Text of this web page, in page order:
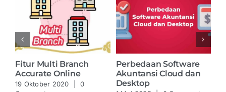
Fitur Multi Branch
Accurate Online
19 Oktober 2020
0
Perbedaan Software
Akuntansi Cloud dan
Desktop